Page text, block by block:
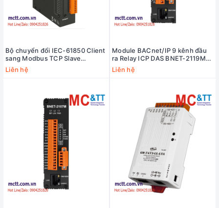
Bộ chuyển đổi IEC-61850 Client
sang Modbus TCP Slave
Gateway ICP DAS IEC850-211
CR
Liên hệ
Module BACnet/IP 9 kênh đầu
ra Relay ICP DAS BNET-2119M
CR
Liên hệ